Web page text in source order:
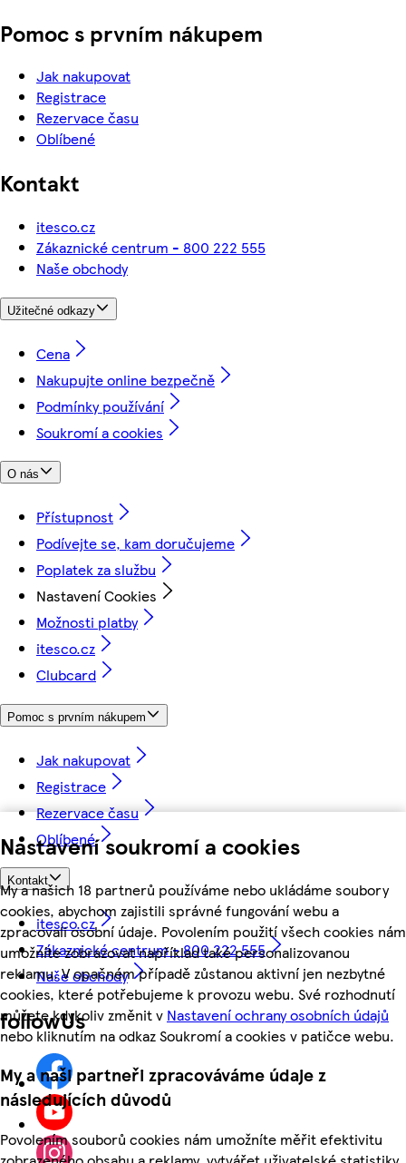
Nastavení soukromí a cookies
My a našich 18 partnerů používáme nebo ukládáme soubory
cookies, abychom zajistili správné fungování webu a
zpracovali osobní údaje. Povolením použití všech cookies nám
umožníte zobrazovat například také personalizovanou
reklamu. V opačném případě zůstanou aktivní jen nezbytné
cookies, které potřebujeme k provozu webu. Své rozhodnutí
můžete kdykoliv změnit v Nastavení ochrany osobních údajů
nebo kliknutím na odkaz Soukromí a cookies v patičce webu.
My a naši partneři zpracováváme údaje z
následujících důvodů
Povolením souborů cookies nám umožníte měřit efektivitu
Pomoc s prvním nákupem
Jak nakupovat
Registrace
Rezervace času
Oblíbené
Kontakt
itesco.cz
Zákaznické centrum - 800 222 555
Naše obchody
Užitečné odkazy
Cena
Nakupujte online bezpečně
Podmínky používání
Soukromí a cookies
O nás
Přístupnost
Podívejte se, kam doručujeme
Poplatek za službu
Nastavení Cookies
Možnosti platby
itesco.cz
Clubcard
Pomoc s prvním nákupem
Jak nakupovat
Registrace
Rezervace času
Oblíbené
Kontakt
itesco.cz
Zákaznické centrum - 800 222 555
Naše obchody
followUs